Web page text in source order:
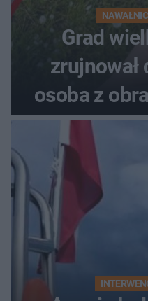
Grad
zrujnował
osoba z
do